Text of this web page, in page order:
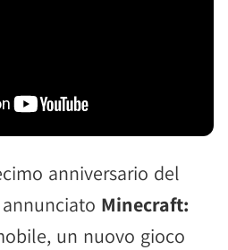
anniversario del
Minecraft:
un nuovo gioco